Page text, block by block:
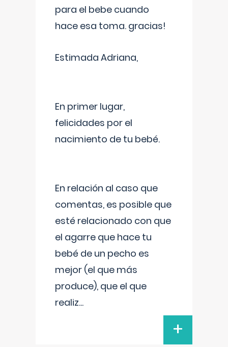
para el bebe cuando
hace esa toma. gracias!
Estimada Adriana,
En primer lugar,
felicidades por el
nacimiento de tu bebé.
En relación al caso que
comentas, es posible que
esté relacionado con que
el agarre que hace tu
bebé de un pecho es
mejor (el que más
produce), que el que
realiz...
+